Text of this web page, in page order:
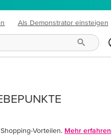
Als Demonstrator einsteigen
Vorteilen. Mehr erfahren